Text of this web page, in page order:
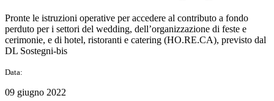
Pronte le istruzioni operative per accedere al contributo a fondo
perduto per i settori del wedding, dell’organizzazione di feste e
cerimonie, e di hotel, ristoranti e catering (HO.RE.CA), previsto dal
DL Sostegni-bis
Data:
09 giugno 2022